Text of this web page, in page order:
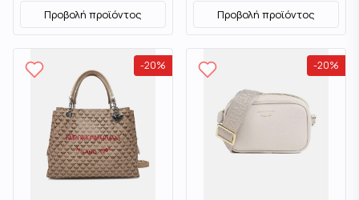
Προβολή προϊόντος Προβολή προϊόντος
-20% -20%